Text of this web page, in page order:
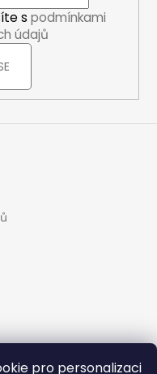
pro personalizaci
s podmínkami
údajů